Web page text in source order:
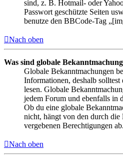
sind, z. B. Hotmail- oder
Passwort geschützte Seiten
benutze den BBCode-Tag
Nach oben
Was sind globale
Globale Bekanntmachungen
Informationen, deshalb
lesen. Globale
jedem Forum und ebenfalls in
Ob du eine globale
nicht, hängt von den durch
vergebenen Berechtigungen ab.
Nach oben